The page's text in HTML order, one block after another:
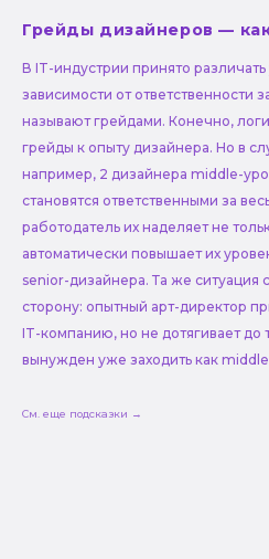
Грейды дизайнеров —
В IT-индустрии принято
зависимости от ответственности
называют грейдами. Конечно,
грейды к опыту дизайнера. Но в
например, 2 дизайнера middle-
становятся ответственными за
работодатель их наделяет не
автоматически повышает их
senior-дизайнера. Та же ситуация
сторону: опытный арт-директор
IT-компанию, но не дотягивает до
вынужден уже заходить как
См. еще подсказки →